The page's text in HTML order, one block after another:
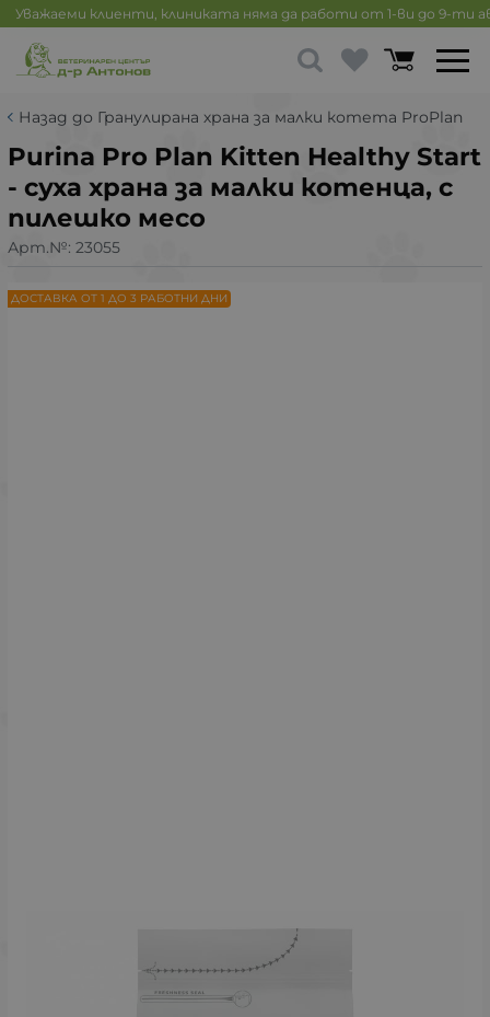
Уважаеми клиенти, клиниката няма да работи от 1-ви до 9-ти
Назад до Гранулирана храна за малки котета ProPlan
Purina Pro Plan Kitten Healthy Start
- суха храна за малки котенца, с
пилешко месо
Арт.№: 23055
ДОСТАВКА ОТ 1 ДО 3 РАБОТНИ ДНИ